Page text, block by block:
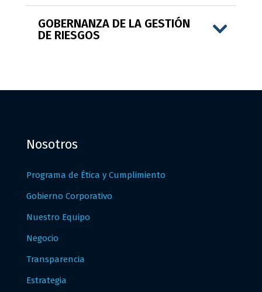
GOBERNANZA DE LA GESTIÓN
DE RIESGOS
Nosotros
Programa de Ética y Cumplimiento
Gobierno Corporativo
Nuestro Equipo
Negocio
Transparencia
Estrategia